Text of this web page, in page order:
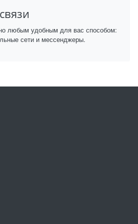
любым удобным для вас способом:
сети и мессенджеры.